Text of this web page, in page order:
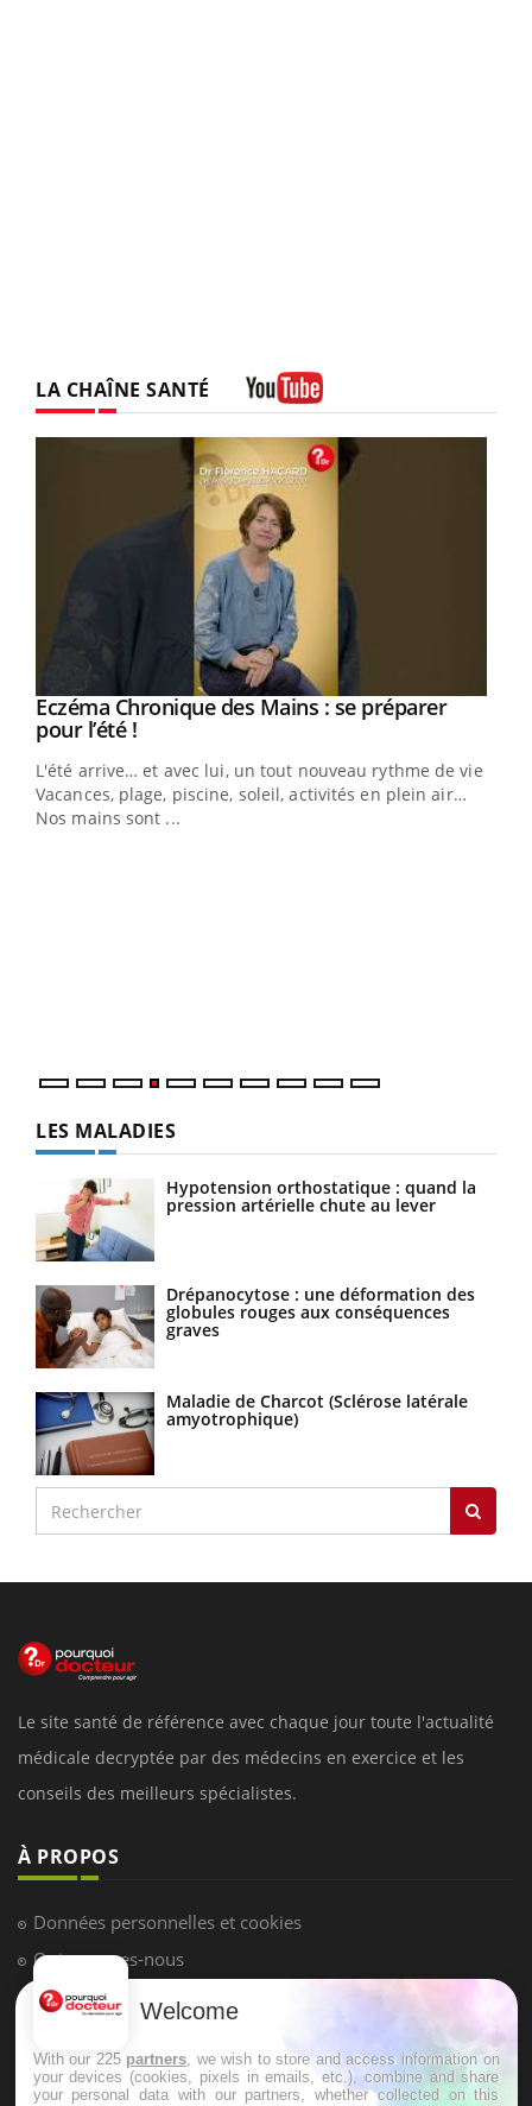
LA CHAÎNE SANTÉ
Youtube
Eczéma Chronique des Mains : se préparer
pour l’été !Youtube
L'été arrive… et avec lui, un tout nouveau rythme de vie !
Vacances, plage, piscine, soleil, activités en plein air…
Nos mains sont ...
LES MALADIES
Hypotension orthostatique : quand la
pression artérielle chute au lever
Drépanocytose : une déformation des
globules rouges aux conséquences
graves
Maladie de Charcot (Sclérose latérale
amyotrophique)
Le site santé de référence avec chaque jour toute l'actualité
médicale decryptée par des médecins en exercice et les
conseils des meilleurs spécialistes.
À PROPOS
Données personnelles et cookies
Qui sommes-nous
Conditions d'utilisation
Mentions Légales
Welcome
With our 225 partners , we wish to store and access information on
your devices (cookies, pixels in emails, etc.), combine and share
your personal data with our partners, whether collected on this